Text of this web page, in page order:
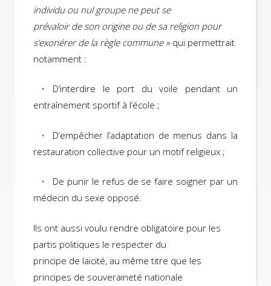
individu ou nul groupe ne peut se
prévaloir de son origine ou de sa religion pour
s’exonérer de la règle commune » qui permettrait
notamment :
D’interdire le port du voile pendant un
entraînement sportif à l’école ;
D’empêcher l’adaptation de menus dans la
restauration collective pour un motif religieux ;
De punir le refus de se faire soigner par un
médecin du sexe opposé.
Ils ont aussi voulu rendre obligatoire pour les
partis politiques le respecter du
principe de laïcité, au même titre que les
principes de souveraineté nationale